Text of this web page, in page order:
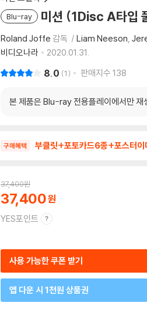
Blu-ray 미션 (1Disc A타입
Roland Joffe 감독 Liam Neeson
비디오나라
2020.01.31.
8.0 1 판매지수 138
본 제품은 Blu-ray 전용플레이에서만 재
구매혜택 부클릿+포토카드6종+포스터
37,400원
37,400
YES포인트
사용 가능한 쿠폰 받기
앱 다운 시 1천원 상품권